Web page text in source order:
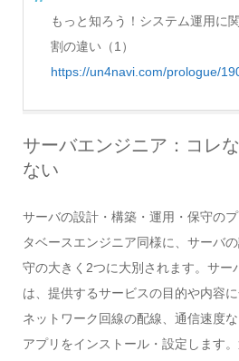
もっと知ろう！システム運用に
割の違い（1）
https://un4navi.com/prologue/
サーバエンジニア：コレ
ない
サーバの設計・構築・運用・保守の
タベースエンジニア同様に、サーバ
守の大きく2つに大別されます。サー
は、提供するサービスの目的や内容
ネットワーク回線の配線、通信速度
アプリをインストール・設定します